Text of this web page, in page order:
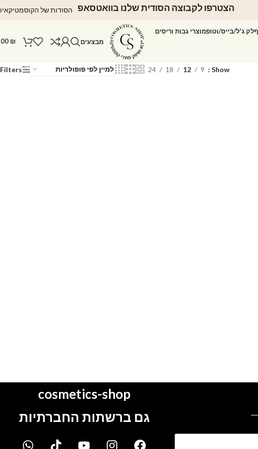
הצטרפו לקבוצה הסודית שלנו בוואטסאפ הסודות של
לק ג'ל/בייס/וטופמוצרי גבות וריסים
מבצעים ₪
Show
9
12
18
24
Filters
cosmetics-shop
גם ברשתות החברתיות